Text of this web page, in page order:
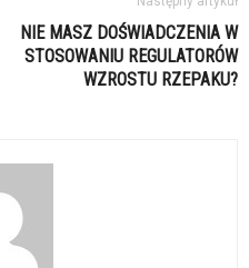
NIE MASZ DOŚWIADCZENIA W
STOSOWANIU REGULATORÓW
WZROSTU RZEPAKU?